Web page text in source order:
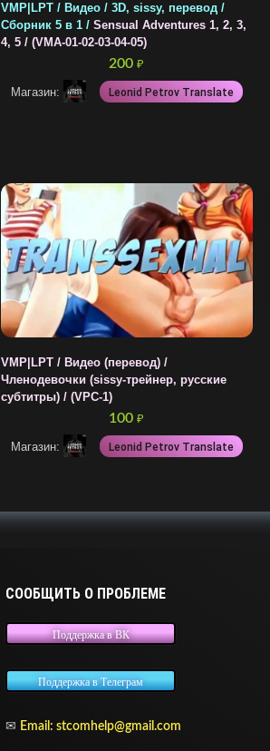
VMP|LPT / Видео / 3D, sissy, перевод /
Сборник 5 в 1 / Sensual Adventures 1, 2, 3,
4, 5 / (VMA-01-02-03-04-05)
200₽
Магазин: Leonid Petrov Translate
VMP|LPT / Видео (перевод) /
Членодевочки (sissy-трейнер, русские
субтитры) / (VPC-1)
100₽
Магазин: Leonid Petrov Translate
СООБЩИТЬ О ПРОБЛЕМЕ
Поддержка в ВК
Поддержка в Телеграм
✉ Email: stcomhelp@gmail.com